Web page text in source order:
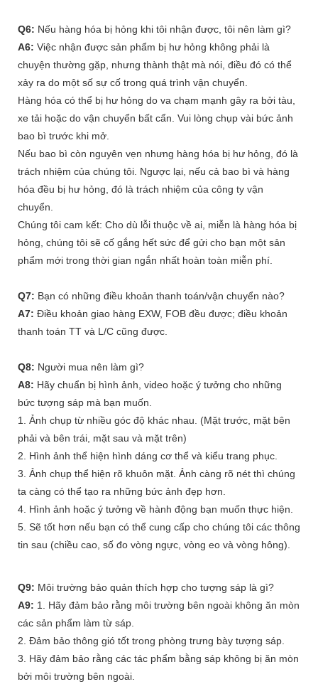
Q6: Nếu hàng hóa bị hỏng khi tôi nhận được, tôi nên làm gì?
A6: Việc nhận được sản phẩm bị hư hỏng không phải là
chuyện thường gặp, nhưng thành thật mà nói, điều đó có thể
xảy ra do một số sự cố trong quá trình vận chuyển.
Hàng hóa có thể bị hư hỏng do va chạm mạnh gây ra bởi tàu,
xe tải hoặc do vận chuyển bất cẩn. Vui lòng chụp vài bức ảnh
bao bì trước khi mở.
Nếu bao bì còn nguyên vẹn nhưng hàng hóa bị hư hỏng, đó là
trách nhiệm của chúng tôi. Ngược lại, nếu cả bao bì và hàng
hóa đều bị hư hỏng, đó là trách nhiệm của công ty vận
chuyển.
Chúng tôi cam kết: Cho dù lỗi thuộc về ai, miễn là hàng hóa bị
hỏng, chúng tôi sẽ cố gắng hết sức để gửi cho bạn một sản
phẩm mới trong thời gian ngắn nhất hoàn toàn miễn phí.
Q7: Bạn có những điều khoản thanh toán/vận chuyển nào?
A7: Điều khoản giao hàng EXW, FOB đều được; điều khoản
thanh toán TT và L/C cũng được.
Q8: Người mua nên làm gì?
A8: Hãy chuẩn bị hình ảnh, video hoặc ý tưởng cho những
bức tượng sáp mà bạn muốn.
1. Ảnh chụp từ nhiều góc độ khác nhau. (Mặt trước, mặt bên
phải và bên trái, mặt sau và mặt trên)
2. Hình ảnh thể hiện hình dáng cơ thể và kiểu trang phục.
3. Ảnh chụp thể hiện rõ khuôn mặt. Ảnh càng rõ nét thì chúng
ta càng có thể tạo ra những bức ảnh đẹp hơn.
4. Hình ảnh hoặc ý tưởng về hành động bạn muốn thực hiện.
5. Sẽ tốt hơn nếu bạn có thể cung cấp cho chúng tôi các thông
tin sau (chiều cao, số đo vòng ngực, vòng eo và vòng hông).
Q9: Môi trường bảo quản thích hợp cho tượng sáp là gì?
A9: 1. Hãy đảm bảo rằng môi trường bên ngoài không ăn mòn
các sản phẩm làm từ sáp.
2. Đảm bảo thông gió tốt trong phòng trưng bày tượng sáp.
3. Hãy đảm bảo rằng các tác phẩm bằng sáp không bị ăn mòn
bởi môi trường bên ngoài.